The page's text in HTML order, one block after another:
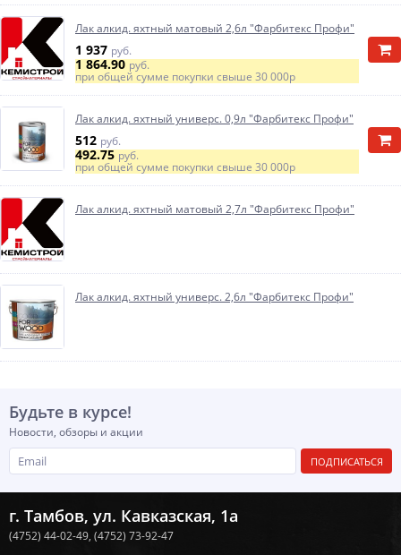
Лак алкид. яхтный матовый 2,6л "Фарбитекс Профи"
1 937 руб.
1 864.90руб.
при общей сумме покупки свыше 30 000р
Лак алкид. яхтный универс. 0,9л "Фарбитекс Профи"
512 руб.
492.75руб.
при общей сумме покупки свыше 30 000р
Лак алкид. яхтный матовый 2,7л "Фарбитекс Профи"
Лак алкид. яхтный универс. 2,6л "Фарбитекс Профи"
Будьте в курсе!
Новости, обзоры и акции
ПОДПИСАТЬСЯ
г. Тамбов, ул. Кавказская, 1а
(4752) 44-02-49, (4752) 73-92-47